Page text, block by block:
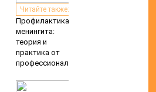
Читайте также:
Профилактика
менингита:
теория и
практика от
профессионалов